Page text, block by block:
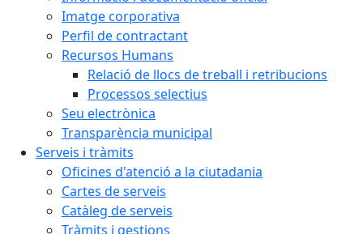
Imatge corporativa
Perfil de contractant
Recursos Humans
Relació de llocs de treball i retribucions
Processos selectius
Seu electrònica
Transparència municipal
Serveis i tràmits
Oficines d'atenció a la ciutadania
Cartes de serveis
Catàleg de serveis
Tràmits i gestions